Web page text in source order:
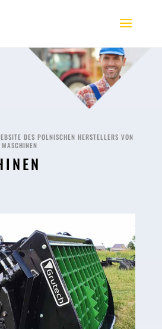
DES POLNISCHEN HERSTELLERS VON